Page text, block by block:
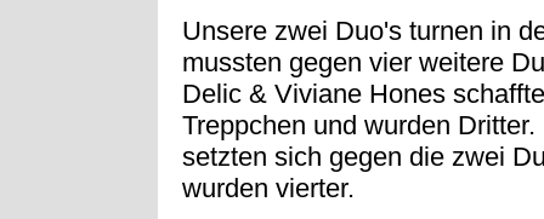
Unsere zwei Duo's turnen in
mussten gegen vier weitere
Delic & Viviane Hones
Treppchen und wurden
setzten sich gegen die zwei
wurden vierter.